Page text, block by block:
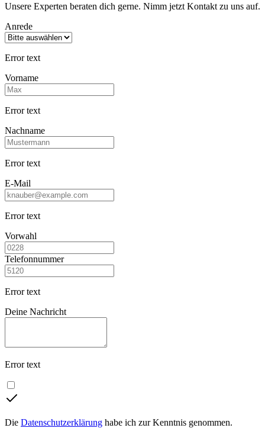
Unsere Experten beraten dich gerne. Nimm jetzt Kontakt zu uns auf.
Anrede
Error text
Vorname
Error text
Nachname
Error text
E-Mail
Error text
Vorwahl
Telefonnummer
Error text
Deine Nachricht
Error text
Die Datenschutzerklärung habe ich zur Kenntnis genommen.